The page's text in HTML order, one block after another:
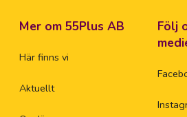
Mer om 55Plus AB
Här finns vi
Aktuellt
Följ